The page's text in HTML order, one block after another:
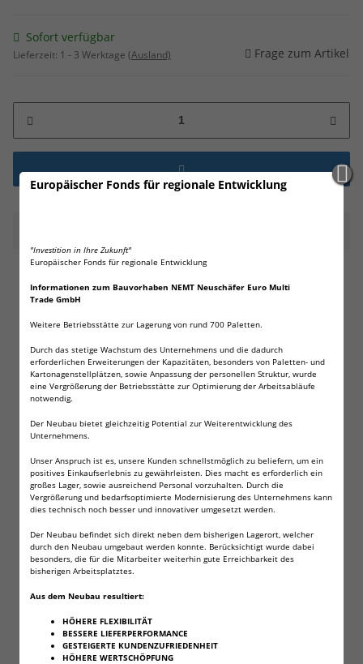
Europäischer Fonds für regionale Entwicklung
"Investition in Ihre Zukunft"
Europäischer Fonds für regionale Entwicklung
Informationen zum Bauvorhaben NEMT Neuschäfer Euro Multi
Trade GmbH
Weitere Betriebsstätte zur Lagerung von rund 700 Paletten.
Durch das stetige Wachstum des Unternehmens und die dadurch
erforderlichen Erweiterungen der Kapazitäten, besonders von Paletten- und
Kartonagenstellplätzen, sowie Anpassung der personellen Struktur, wurde
eine Vergrößerung der Betriebsstätte zur Optimierung der Arbeitsabläufe
notwendig.
Der Neubau bietet gleichzeitig Potential zur Weiterentwicklung des
Unternehmens.
Unser Anspruch ist es, unsere Kunden schnellstmöglich zu beliefern, um ein
positives Einkaufserlebnis zu gewährleisten. Dies macht es erforderlich ein
großes Lager, sowie ausreichend Personal vorzuhalten. Durch die
Vergrößerung und bedarfsoptimierte Modernisierung des Unternehmens kann
dies technisch noch besser und innovativer umgesetzt werden.
Der Neubau befindet sich direkt neben dem bisherigen Lagerort, welcher
durch den Neubau umgebaut werden konnte. Berücksichtigt wurde dabei
besonders, die für die Mitarbeiter weiterhin gute Erreichbarkeit des
bisherigen Arbeitsplatztes.
Aus dem Neubau resultiert:
HÖHERE FLEXIBILITÄT
BESSERE LIEFERPERFORMANCE
GESTEIGERTE KUNDENZUFRIEDENHEIT
HÖHERE WERTSCHÖPFUNG
Sofort verfügbar
Lieferzeit: 1 - 3 Werktage (Ausland) Frage zum Artikel
Batterien
Technische Daten:
Typ AA
andere Bezeichnung: LR6 , AA , Mignon , MN1500 , AM3
Alkaline
Temperaturbereich -18°C bis +55°C
Spannung 1,5V
Batteriegewicht ca. 23,8g
Verpackung lose
Anwendungsbereiche:
z. B. Taschenlampen, elektronisches Spielzeug,
Funkmäuse, Fernbedienungen..
Natürlich erhalten Sie eine Rechnung mit
ausgewiesener Mehrwertsteuer!
Bitte beachten Sie auch meine anderen Auktionen,
um Versandkosten zu sparen!